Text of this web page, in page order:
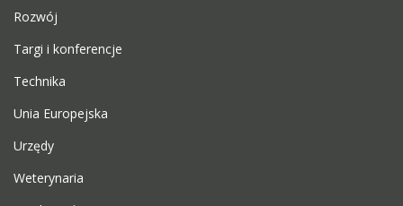
Rozwój
Targi i konferencje
Technika
Unia Europejska
Urzędy
Weterynaria